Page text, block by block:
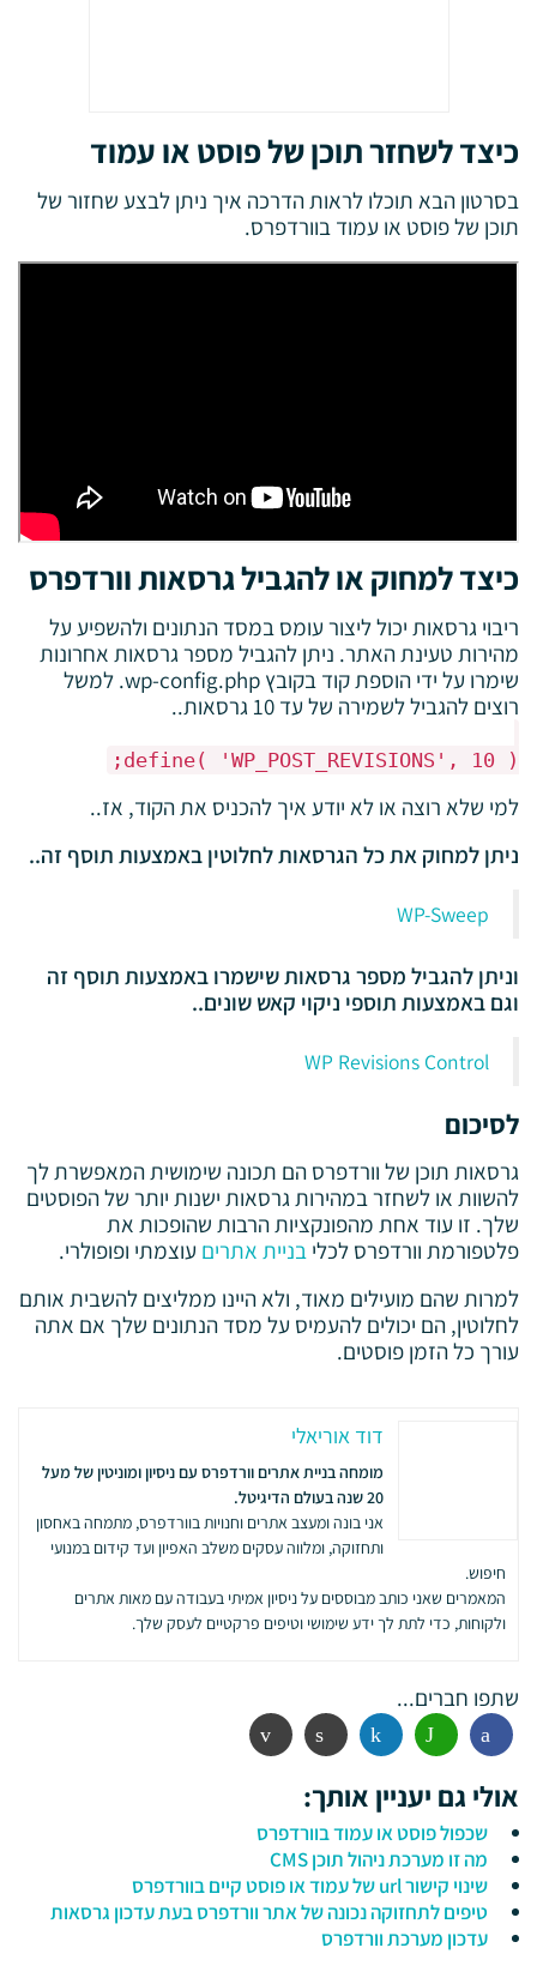
כיצד לשחזר תוכן של פוסט או עמוד
בסרטון הבא תוכלו לראות הדרכה איך ניתן לבצע שחזור של
תוכן של פוסט או עמוד בוורדפרס.
כיצד למחוק או להגביל גרסאות וורדפרס
ריבוי גרסאות יכול ליצור עומס במסד הנתונים ולהשפיע על
מהירות טעינת האתר. ניתן להגביל מספר גרסאות אחרונות
שימרו על ידי הוספת קוד בקובץ wp-config.php. למשל
רוצים להגביל לשמירה של עד 10 גרסאות..
define( 'WP_POST_REVISIONS', 10 );
למי שלא רוצה או לא יודע איך להכניס את הקוד, אז..
ניתן למחוק את כל הגרסאות לחלוטין באמצעות תוסף זה..
WP-Sweep
וניתן להגביל מספר גרסאות שישמרו באמצעות תוסף זה
וגם באמצעות תוספי ניקוי קאש שונים..
WP Revisions Control
לסיכום
גרסאות תוכן של וורדפרס הם תכונה שימושית המאפשרת לך
להשוות או לשחזר במהירות גרסאות ישנות יותר של הפוסטים
שלך. זו עוד אחת מהפונקציות הרבות שהופכות את
פלטפורמת וורדפרס לכליבניית אתריםעוצמתי ופופולרי.
למרות שהם מועילים מאוד, ולא היינו ממליצים להשבית אותם
לחלוטין, הם יכולים להעמיס על מסד הנתונים שלך אם אתה
עורך כל הזמן פוסטים.
דוד אוריאלי
מומחה בניית אתרים וורדפרס עם ניסיון ומוניטין של מעל
אני בונה ומעצב אתרים וחנויות בוורדפרס, מתמחה באחסון
ותחזוקה, ומלווה עסקים משלב האפיון ועד קידום במנועי
חיפוש.
המאמרים שאני כותב מבוססים על ניסיון אמיתי בעבודה עם מאות אתרים
ולקוחות, כדי לתת לך ידע שימושי וטיפים פרקטיים לעסק שלך.
שתפו חברים...
פייסבוק ווטסאפ לינקדין הדפסה אימייל
אולי גם יעניין אותך:
שכפול פוסט או עמוד בוורדפרס
מה זו מערכת ניהול תוכן CMS
שינוי קישור url של עמוד או פוסט קיים בוורדפרס
טיפים לתחזוקה נכונה של אתר וורדפרס בעת עדכון גרסאות
עדכון מערכת וורדפרס